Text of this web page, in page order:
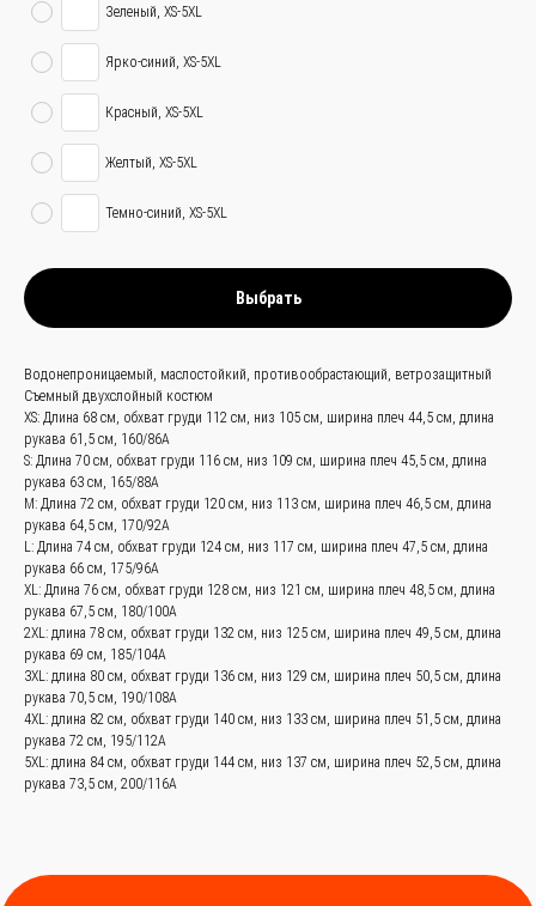
Зеленый, XS-5XL
Ярко-синий, XS-5XL
Красный, XS-5XL
Желтый, XS-5XL
Темно-синий, XS-5XL
Выбрать
Водонепроницаемый, маслостойкий, противообрастающий, ветрозащитный
Съемный двухслойный костюм
XS: Длина 68 см, обхват груди 112 см, низ 105 см, ширина плеч 44,5 см, длина
рукава 61,5 см, 160/86A
S: Длина 70 см, обхват груди 116 см, низ 109 см, ширина плеч 45,5 см, длина
рукава 63 см, 165/88A
M: Длина 72 см, обхват груди 120 см, низ 113 см, ширина плеч 46,5 см, длина
рукава 64,5 см, 170/92A
L: Длина 74 см, обхват груди 124 см, низ 117 см, ширина плеч 47,5 см, длина
рукава 66 см, 175/96A
XL: Длина 76 см, обхват груди 128 см, низ 121 см, ширина плеч 48,5 см, длина
рукава 67,5 см, 180/100A
2XL: длина 78 см, обхват груди 132 см, низ 125 см, ширина плеч 49,5 см, длина
рукава 69 см, 185/104A
3XL: длина 80 см, обхват груди 136 см, низ 129 см, ширина плеч 50,5 см, длина
рукава 70,5 см, 190/108A
4XL: длина 82 см, обхват груди 140 см, низ 133 см, ширина плеч 51,5 см, длина
рукава 72 см, 195/112A
5XL: длина 84 см, обхват груди 144 см, низ 137 см, ширина плеч 52,5 см, длина
рукава 73,5 см, 200/116A
нами —просто
и быстро
мостом между вами и
Заказать звонок
86 (136) 00-08-
85-37
+